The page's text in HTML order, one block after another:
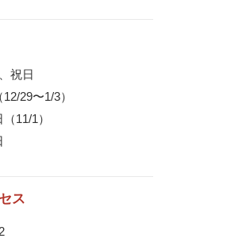
祝日
29〜1/3）
11/1）
ス